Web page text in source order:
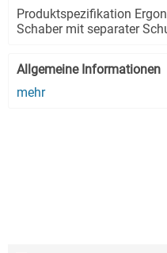
Produktspezifikation
Schaber mit separater
Allgemeine Informationen
mehr